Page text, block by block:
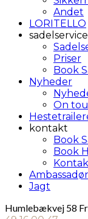
Andet
LORITELLO
sadelservice
Priser
Book
Nyheder
On
kontakt
Book
Book
Jagt
Humlebækvej 58